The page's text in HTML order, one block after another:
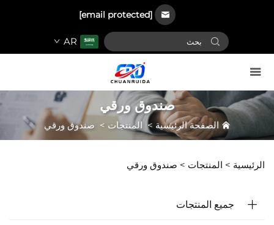
[email protected]
AR
صندوق ورقي
الصفحة الرئيسية > المنتجات > صندوق ورقي
الرئيسية > المنتجات > صندوق ورقي
جميع المنتجات